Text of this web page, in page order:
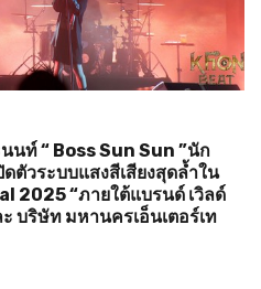
นท์ “ Boss Sun Sun ”นัก
ตัวระบบแสงสีเสียงสุดล้ำใน
2025 “ภายใต้แบรนด์ เวิลด์
ะ บริษัท มหานครเอ็นเตอร์เท